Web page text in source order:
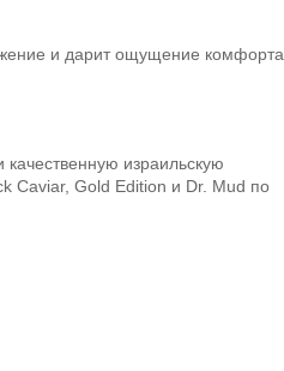
и дарит ощущение комфорта
израильскую
Caviar, Gold Edition и Dr. Mud по